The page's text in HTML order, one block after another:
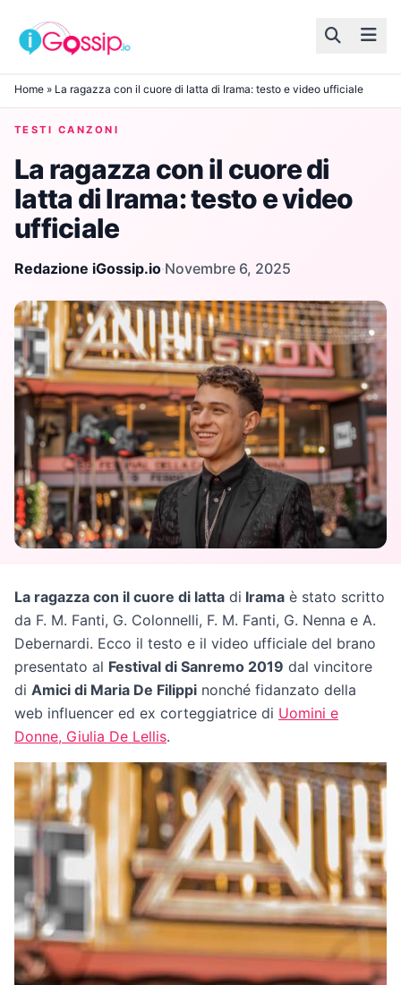
Skip to content
Home » La ragazza con il cuore di latta di Irama: testo e video ufficiale
TESTI CANZONI
La ragazza con il cuore di
latta di Irama: testo e video
ufficiale
Redazione iGossip.io·Novembre 6, 2025
La ragazza con il cuore di latta di Irama è stato scritto
da F. M. Fanti, G. Colonnelli, F. M. Fanti, G. Nenna e A.
Debernardi. Ecco il testo e il video ufficiale del brano
presentato al Festival di Sanremo 2019 dal vincitore
di Amici di Maria De Filippi nonché fidanzato della
web influencer ed ex corteggiatrice di Uomini e
Donne, Giulia De Lellis.